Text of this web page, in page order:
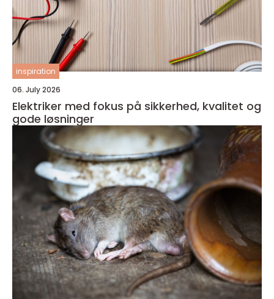
inspiration
06. July 2026
Elektriker med fokus på sikkerhed, kvalitet og
gode løsninger